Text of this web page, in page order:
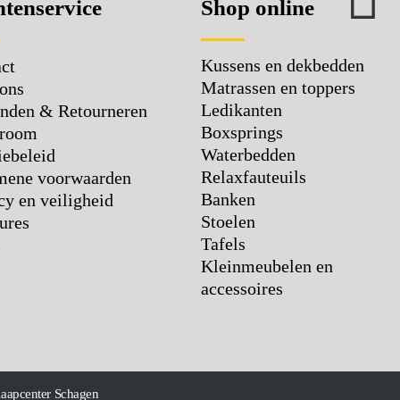
& Retourneren
voorwaarden
en veiligheid
Shop online
Kussens en dekbedden
Matrassen en toppers
Ledikanten
Boxsprings
Waterbedden
Relaxfauteuils
Banken
Stoelen
Tafels
Kleinmeubelen en
accessoires
Schagen